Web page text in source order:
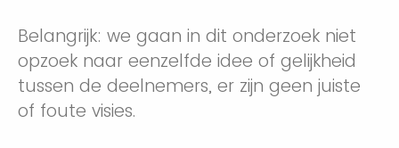
Belangrijk: we gaan in dit onderzoek niet
opzoek naar eenzelfde idee of gelijkheid
tussen de deelnemers, er zijn geen juiste
of foute visies.